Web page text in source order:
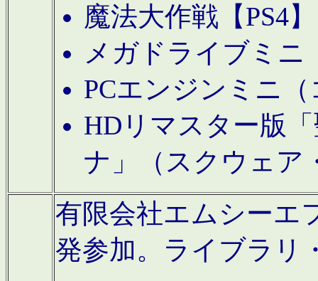
魔法大作戦【PS4
メガドライブミニ
PCエンジンミニ
HDリマスター版
ナ」（スクウェア
有限会社エムシーエ
発参加。ライブラリ